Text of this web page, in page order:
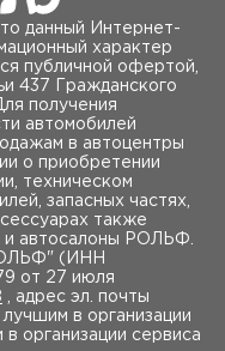
данный Интернет-
характер
публичной офертой,
437 Гражданского
получения
автомобилей
в автоцентры
о приобретении
техническом
запасных частях,
также
и автосалоны РОЛЬФ.
(ИНН
от 27 июля
, адрес эл. почты
в организации
организации сервиса